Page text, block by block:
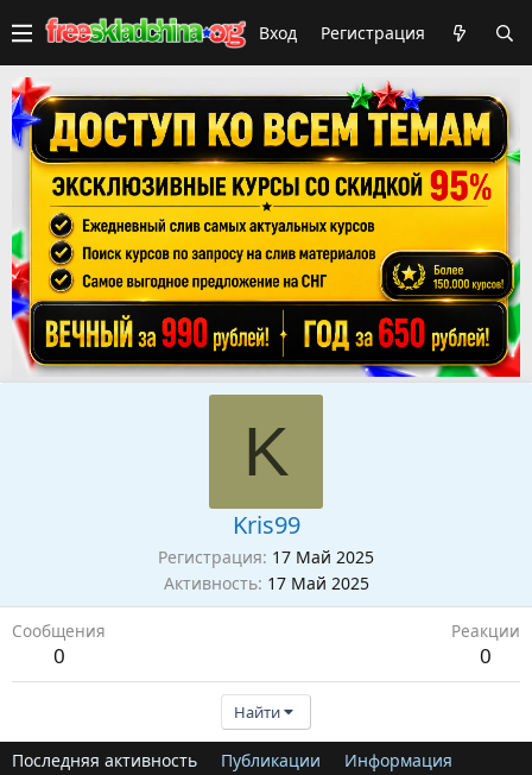
Вход Регистрация
K
Kris99
Регистрация 17 Май 2025
Активность 17 Май 2025
Сообщения
0
Реакции
0
Найти
Последняя активность Публикации Информация